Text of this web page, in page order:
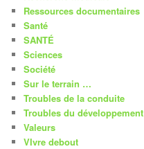
Ressources documentaires
Santé
SANTÉ
Sciences
Société
Sur le terrain …
Troubles de la conduite
Troubles du développement
Valeurs
VIvre debout